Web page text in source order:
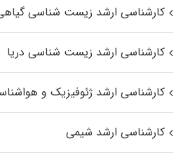
کارشناسی ارشد زیست‌ شناسی
کارشناسی ارشد زیست‌ شناسی دریا
کارشناسی ارشد ژئوفیزیک و
کارشناسی ارشد شیمی